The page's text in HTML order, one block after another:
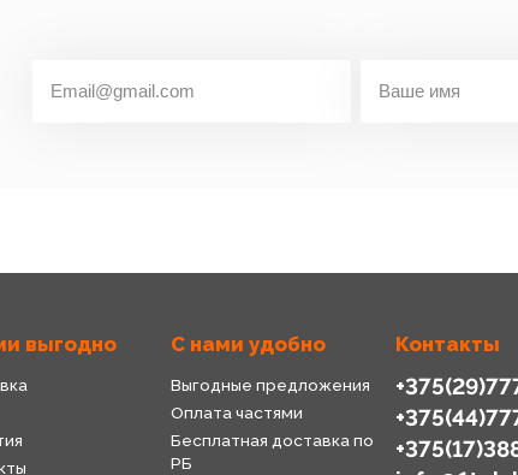
выгодно С нами удобно
Выгодные предложения
Оплата частями
Бесплатная доставка по
РБ
Контакты